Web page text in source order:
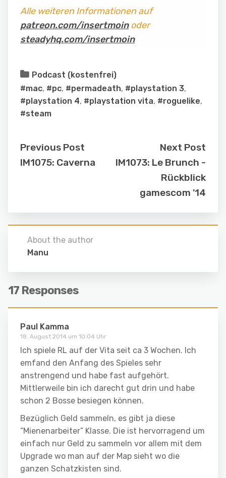
Alle weiteren Informationen auf
patreon.com/insertmoinoder
steadyhq.com/insertmoin
Podcast (kostenfrei)
#mac, #pc, #permadeath, #playstation 3,
#playstation 4, #playstation vita, #roguelike,
#steam
Previous Post
IM1075: Caverna
Next Post
IM1073: Le Brunch -
Rückblick
gamescom '14
About the author
Manu
17 Responses
Paul Kamma
18. August 2014 um 10:04 Uhr
Ich spiele RL auf der Vita seit ca 3 Wochen. Ich
emfand den Anfang des Spieles sehr
anstrengend und habe fast aufgehört.
Mittlerweile bin ich darecht gut drin und habe
schon 2 Bosse besiegen können.
Bezüglich Geld sammeln, es gibt ja diese
“Mienenarbeiter” Klasse. Die ist hervorragend um
einfach nur Geld zu sammeln vor allem mit dem
Upgrade wo man auf der Map sieht wo die
ganzen Schatzkisten sind.